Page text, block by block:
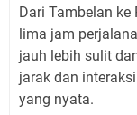
Dari Tambelan
lima jam
jauh lebih sulit
jarak dan
yang nyata.